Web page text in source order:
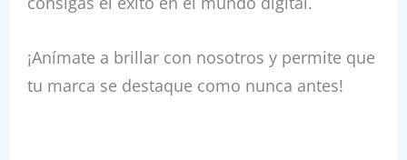
¡Anímate a brillar con nosotros y permite que
tu marca se destaque como nunca antes!